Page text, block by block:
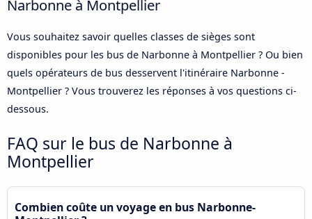
Narbonne à Montpellier
Vous souhaitez savoir quelles classes de sièges sont
disponibles pour les bus de Narbonne à Montpellier ? Ou bien
quels opérateurs de bus desservent l'itinéraire Narbonne -
Montpellier ? Vous trouverez les réponses à vos questions ci-
dessous.
FAQ sur le bus de Narbonne à
Montpellier
Combien coûte un voyage en bus Narbonne-